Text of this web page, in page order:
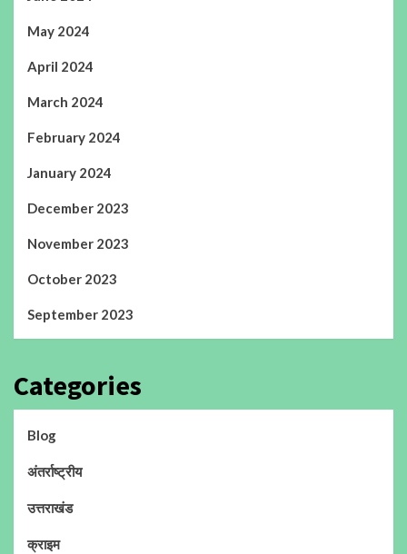
May 2024
April 2024
March 2024
February 2024
January 2024
December 2023
November 2023
October 2023
September 2023
Categories
Blog
अंतर्राष्ट्रीय
उत्तराखंड
क्राइम